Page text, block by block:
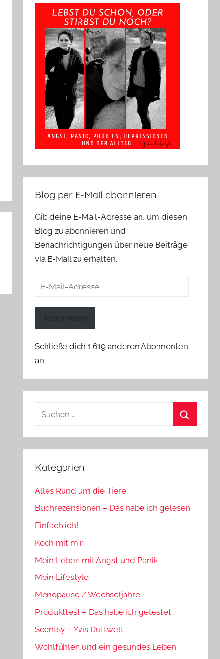
Blog per E-Mail abonnieren
Gib deine E-Mail-Adresse an, um diesen
Blog zu abonnieren und
Benachrichtigungen über neue Beiträge
via E-Mail zu erhalten.
E-
Abonnieren
Schließe dich 1.619 anderen Abonnenten
an
Suchen
Kategorien
Alles Rund um die Tiere
Buchrezensionen – Das habe ich gelesen
Einfach ich!
Koch mit mir
Mein Leben mit Angst und Panik
Mein Lifestyle
Menopause / Wechseljahre
Produkttest – Das habe ich getestet
Scentsy – Yvis Duftwelt
Wohlfühlen und ein gesundes Leben